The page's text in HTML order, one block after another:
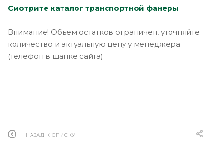
Смотрите каталог транспортной фанеры
Внимание! Объем остатков ограничен, уточняйте
количество и актуальную цену у менеджера
(телефон в шапке сайта)
НАЗАД К СПИСКУ